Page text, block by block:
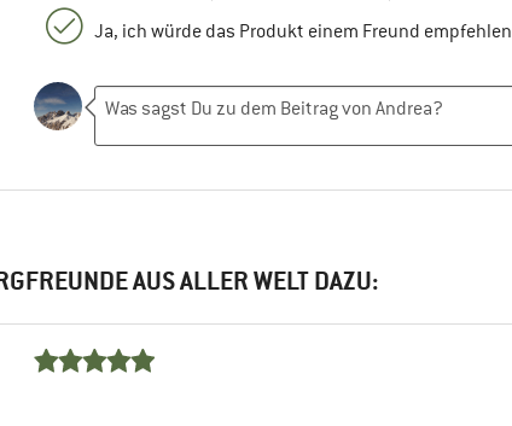
Ja, ich würde das Produkt einem Freund empfehlen
AUS ALLER WELT DAZU: